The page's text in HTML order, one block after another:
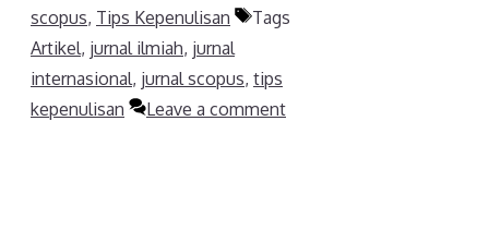
scopus, Tips Kepenulisan
Tags
Artikel, jurnal ilmiah, jurnal
internasional, jurnal scopus, tips
kepenulisan
Leave a comment